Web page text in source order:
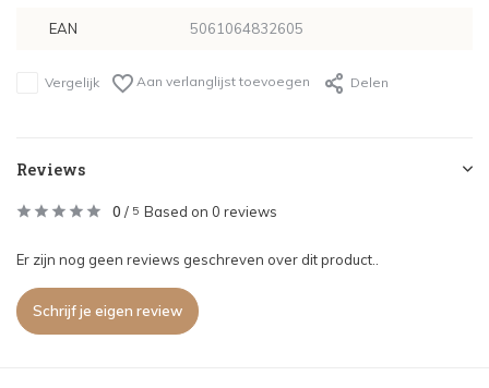
EAN 5061064832605
Vergelijk Aan verlanglijst toevoegen Delen
Reviews
0 / 5 Based on 0 reviews
Er zijn nog geen reviews geschreven over dit product..
Schrijf je eigen review